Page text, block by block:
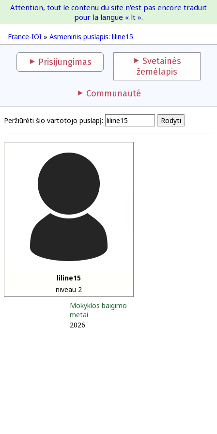
France-IOI
France-IOI » Asmeninis puslapis: liline15
Attention, tout le contenu du site n'est pas encore traduit
pour la langue « lt ».
Prisijungimas
Svetainės
žemėlapis
Communauté
Peržiūrėti šio vartotojo puslapį:
liline15
niveau 2
Mokyklos baigimo
metai
2026